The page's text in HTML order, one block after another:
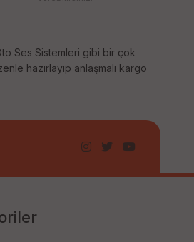
Ses Sistemleri gibi bir çok
hazırlayıp anlaşmalı kargo